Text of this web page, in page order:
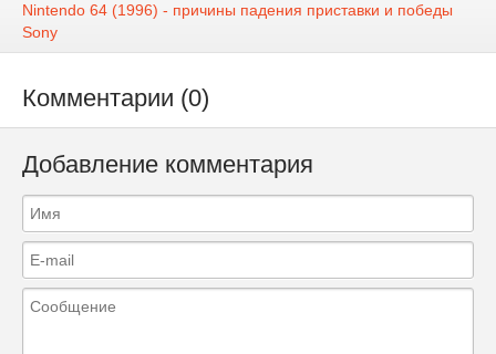
Nintendo 64 (1996) - причины падения приставки и победы
Sony
Комментарии (0)
Добавление комментария